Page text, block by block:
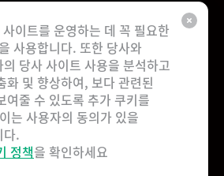
이트를 운영하는 데 꼭 필요한
사용합니다. 또한 당사와
당사 사이트 사용을 분석하고
화 및 향상하여, 보다 관련된
여줄 수 있도록 추가 쿠키를
는 사용자의 동의가 있을
다.
정책을 확인하세요